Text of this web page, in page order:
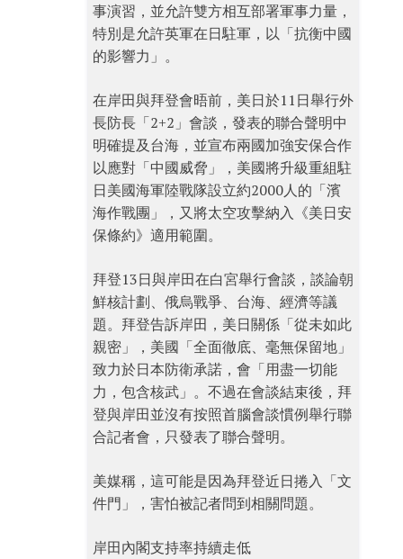
事演習，並允許雙方相互部署軍事力量，
特別是允許英軍在日駐軍，以「抗衡中國
的影響力」。
在岸田與拜登會晤前，美日於11日舉行外
長防長「2+2」會談，發表的聯合聲明中
明確提及台海，並宣布兩國加強安保合作
以應對「中國威脅」，美國將升級重組駐
日美國海軍陸戰隊設立約2000人的「濱
海作戰團」，又將太空攻擊納入《美日安
保條約》適用範圍。
拜登13日與岸田在白宮舉行會談，談論朝
鮮核計劃、俄烏戰爭、台海、經濟等議
題。拜登告訴岸田，美日關係「從未如此
親密」，美國「全面徹底、毫無保留地」
致力於日本防衛承諾，會「用盡一切能
力，包含核武」。不過在會談結束後，拜
登與岸田並沒有按照首腦會談慣例舉行聯
合記者會，只發表了聯合聲明。
美媒稱，這可能是因為拜登近日捲入「文
件門」，害怕被記者問到相關問題。
岸田內閣支持率持續走低